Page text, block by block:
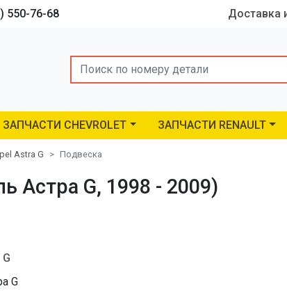
550-76-68 Доставка
Search
ЗАПЧАСТИ CHEVROLET ЗАПЧАСТИ RENAULT
Astra G Подвеска
Астра G, 1998 - 2009)
G